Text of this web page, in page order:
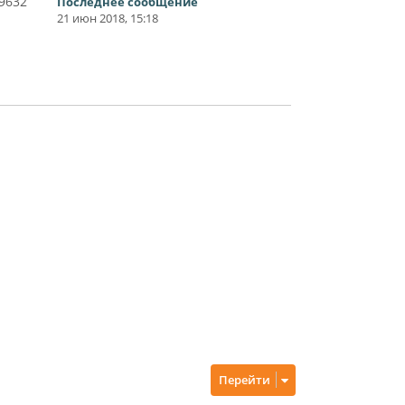
21 июн 2018, 15:18
Перейти